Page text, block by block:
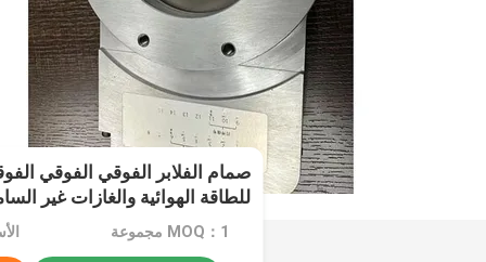
صمام الفلابر الفوقي الفوقي
للطاقة الهوائية والغازات غير
MOQ：1 مجموعة